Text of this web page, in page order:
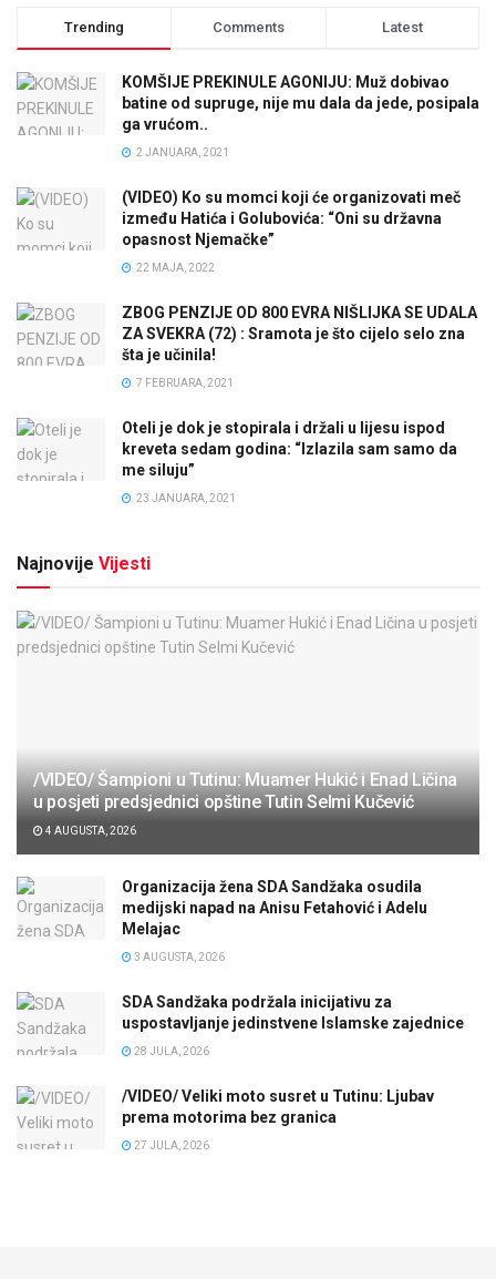
Trending Comments Latest
KOMŠIJE PREKINULE AGONIJU: Muž dobivao
batine od supruge, nije mu dala da jede, posipala
ga vrućom..
2 JANUARA, 2021
(VIDEO) Ko su momci koji će organizovati meč
između Hatića i Golubovića: “Oni su državna
opasnost Njemačke”
22 MAJA, 2022
ZBOG PENZIJE OD 800 EVRA NIŠLIJKA SE UDALA
ZA SVEKRA (72) : Sramota je što cijelo selo zna
šta je učinila!
7 FEBRUARA, 2021
Oteli je dok je stopirala i držali u lijesu ispod
kreveta sedam godina: “Izlazila sam samo da
me siluju”
23 JANUARA, 2021
Najnovije Vijesti
/VIDEO/ Šampioni u Tutinu: Muamer Hukić i Enad Ličina
u posjeti predsjednici opštine Tutin Selmi Kučević
4 AUGUSTA, 2026
Organizacija žena SDA Sandžaka osudila
medijski napad na Anisu Fetahović i Adelu
Melajac
3 AUGUSTA, 2026
SDA Sandžaka podržala inicijativu za
uspostavljanje jedinstvene Islamske zajednice
28 JULA, 2026
/VIDEO/ Veliki moto susret u Tutinu: Ljubav
prema motorima bez granica
27 JULA, 2026